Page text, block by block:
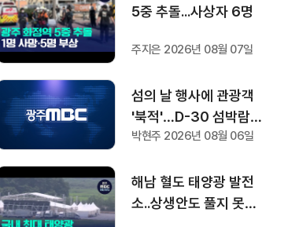
5중 추돌...사상자 6명
주지은 2026년 08월 07일
섬의 날 행사에 관광객
'북적'…D-30 섬박람회
기대감도
박현주 2026년 08월 06일
해남 혈도 태양광 발전
소..상생안도 풀지 못한